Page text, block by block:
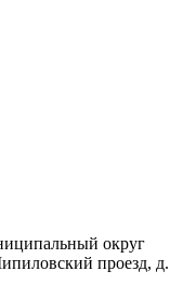
округ
проезд, д.